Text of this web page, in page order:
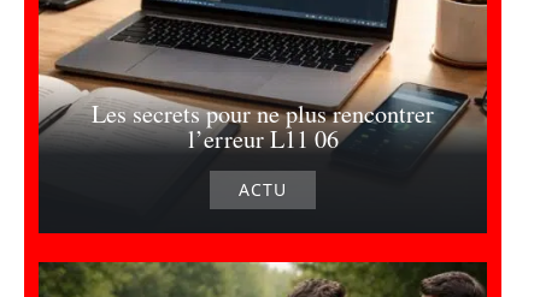
Les secrets pour ne plus rencontrer
l’erreur L11 06
ACTU